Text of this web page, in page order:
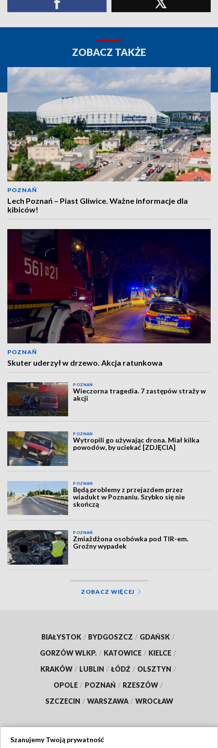
ZOBACZ TAKŻE
POZNAŃ
Lech Poznań – Piast Gliwice. Ważne informacje dla
kibiców!
POZNAŃ
Skuter uderzył w drzewo. Akcja ratunkowa
POZNAŃ
Wieczorna tragedia. 7 zastępów straży w
akcji
POZNAŃ
Wytropili go używając drona. Miał kilka
powodów, by uciekać [ZDJĘCIA]
POZNAŃ
Będą problemy z przejazdem przez
wiadukt w Poznaniu. Szybko się nie
skończą
POZNAŃ
Zmiażdżona osobówka pod TIR-em.
Groźny wypadek
ZOBACZ WIĘCEJ
BIAŁYSTOK / BYDGOSZCZ / GDAŃSK /
GORZÓW WLKP. / KATOWICE / KIELCE /
KRAKÓW / LUBLIN / ŁÓDŹ / OLSZTYN /
OPOLE / POZNAŃ / RZESZÓW /
SZCZECIN / WARSZAWA / WROCŁAW
Szanujemy Twoją prywatność